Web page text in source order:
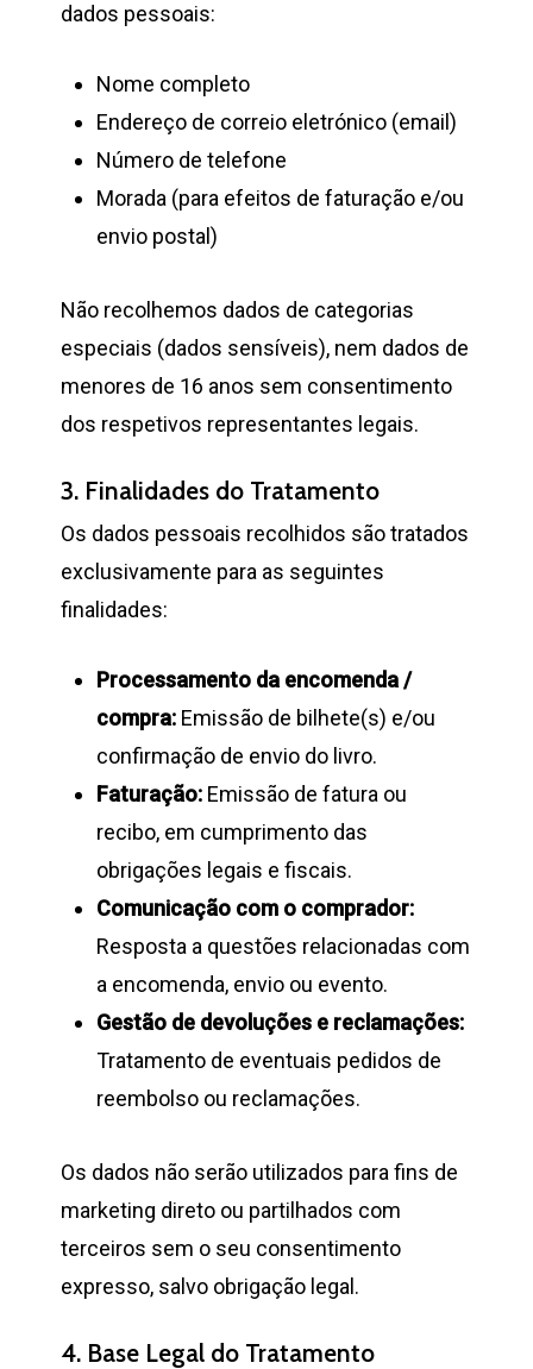
dados pessoais:
Nome completo
Endereço de correio eletrónico (email)
Número de telefone
Morada (para efeitos de faturação e/ou
envio postal)
Não recolhemos dados de categorias
especiais (dados sensíveis), nem dados de
menores de 16 anos sem consentimento
dos respetivos representantes legais.
3. Finalidades do Tratamento
Os dados pessoais recolhidos são tratados
exclusivamente para as seguintes
finalidades:
Processamento da encomenda /
compra:Emissão de bilhete(s) e/ou
confirmação de envio do livro.
Faturação:Emissão de fatura ou
recibo, em cumprimento das
obrigações legais e fiscais.
Comunicação com o comprador:
Resposta a questões relacionadas com
a encomenda, envio ou evento.
Gestão de devoluções e reclamações:
Tratamento de eventuais pedidos de
reembolso ou reclamações.
Os dados não serão utilizados para fins de
marketing direto ou partilhados com
terceiros sem o seu consentimento
expresso, salvo obrigação legal.
4. Base Legal do Tratamento